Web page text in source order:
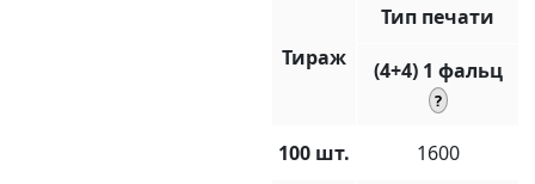
Тираж
Тип печати
(4+4) 1 фальц
100 шт. 1600